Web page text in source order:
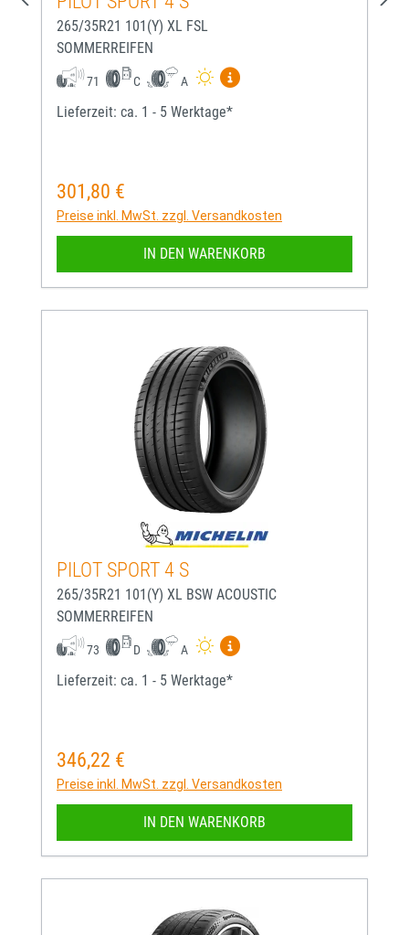
265/35R21 101(Y) XL FSL
SOMMERREIFEN
71 C A
Mehr Informationen zum
Lieferzeit: ca. 1 - 5 Werktage*
Regulärer Preis:
301,80 €
Preise inkl. MwSt. zzgl. Versandkosten
IN DEN WARENKORB
PILOT SPORT 4 S
265/35R21 101(Y) XL BSW ACOUSTIC
SOMMERREIFEN
73 D A
Mehr Informationen zum
Lieferzeit: ca. 1 - 5 Werktage*
Regulärer Preis:
346,22 €
Preise inkl. MwSt. zzgl. Versandkosten
IN DEN WARENKORB